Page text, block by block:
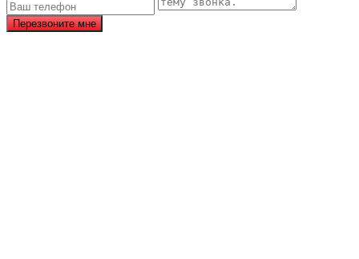
Перезвоните мне